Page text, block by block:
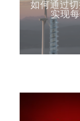
如何通过
实现